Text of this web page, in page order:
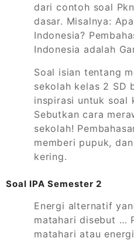
dari contoh soal
dasar. Misalnya:
Indonesia?
Indonesia adalah
Soal isian tentang
sekolah kelas 2 SD
inspirasi untuk soal
Sebutkan cara
sekolah!
memberi pupuk,
kering.
Soal IPA Semester 2
Energi alternatif
matahari disebut …
matahari atau